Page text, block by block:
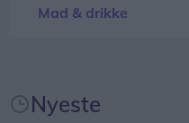
er det en styrke, hvis
Mad & drikke
Nyeste